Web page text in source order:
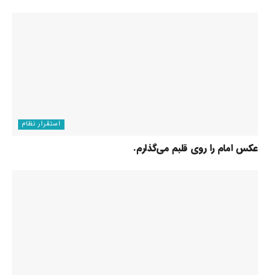
استقرار نظام
عکس امام را روی قلبم می‌گذارم.